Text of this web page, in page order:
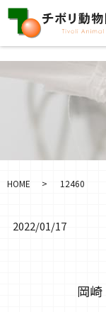
HOME 12460
2022/01/17
岡